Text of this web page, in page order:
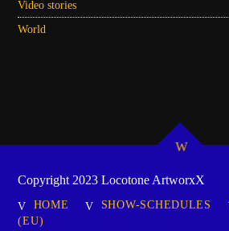
Video stories
World
Copyright 2023 Locotone ArtworxX
HOME SHOW-SCHEDULES
(EU)